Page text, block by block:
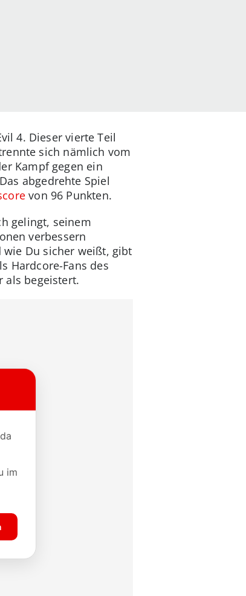
4. Dieser vierte Teil
sich nämlich vom
Kampf gegen ein
abgedrehte Spiel
von 96 Punkten.
gelingt, seinem
verbessern
wie Du sicher weißt, gibt
Hardcore-Fans des
als begeistert.